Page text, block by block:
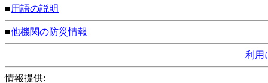
■用語の説明
■他機関の防災情報
利用
情報提供: